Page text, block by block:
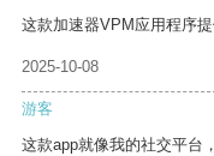
这款加速器VPM应用程序
2025-10-08
游客
这款app就像我的社交平台